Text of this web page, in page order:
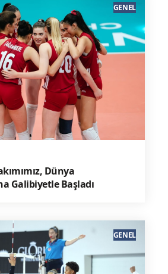
Dünya
Galibiyetle Başladı
GENEL
GENEL